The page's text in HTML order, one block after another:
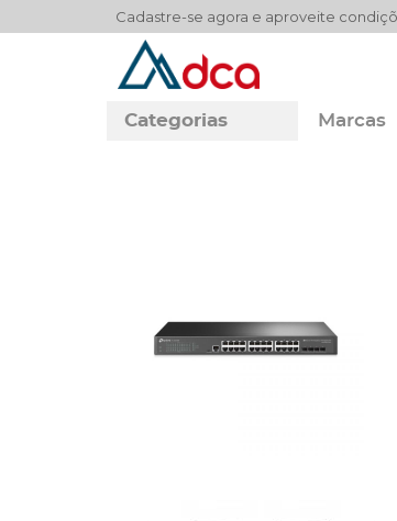
Cadastre-se agora e aproveite
Categorias Marcas